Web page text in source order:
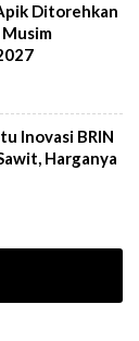
Ditorehkan
Inovasi BRIN
Harganya